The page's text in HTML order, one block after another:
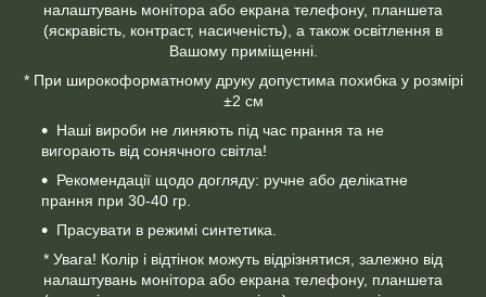
налаштувань монітора або екрана телефону, планшета
(яскравість, контраст, насиченість), а також освітлення в
Вашому приміщенні.
* При широкоформатному друку допустима похибка у розмірі
±2 см
Наші вироби не линяють під час прання та не
вигорають від сонячного світла!
Рекомендації щодо догляду: ручне або делікатне
прання при 30-40 гр.
Прасувати в режимі синтетика.
* Увага! Колір і відтінок можуть відрізнятися, залежно від
налаштувань монітора або екрана телефону, планшета